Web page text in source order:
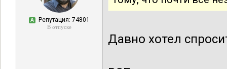
А Репутация: 74801
В отпуске
Давно хотел